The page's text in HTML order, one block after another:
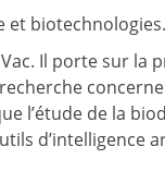
et biotechnologies.
Il porte sur
recherche
l’étude de la
d’intelligence